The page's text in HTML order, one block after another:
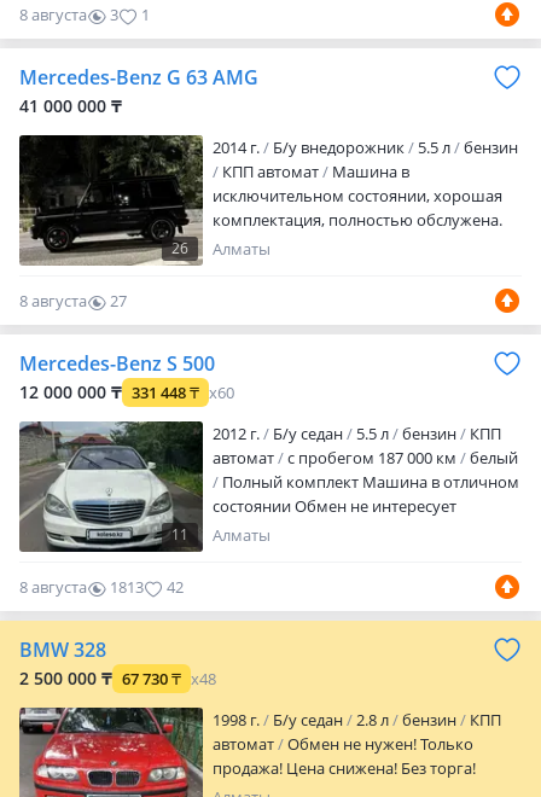
8 августа 3 1
Mercedes-Benz G 63 AMG
41 000 000 ₸
26
2014 г. Б/у внедорожник 5.5 л
бензин
КПП автомат
Машина в
исключительном состоянии, хорошая
комплектация, полностью обслужена.
Вложений нет никаких, все работает
специализированном сервисе и
запчасти устанавливаются только в
оригинале, в том числе согласно
недавно, включая заме…
Алматы
8 августа
27
0
Mercedes-Benz S 500
12 000 000 ₸ 331 448₸ x60
11
2012 г. Б/у седан 5.5 л бензин
КПП
автомат
с пробегом 187 000 км
белый
Полный комплект Машина в отличном
состоянии Обмен не интересует
Алматы
8 августа 1813 42
BMW 328
2 500 000 ₸ 67 730₸ x48
1998 г. Б/у седан 2.8 л бензин
КПП
автомат
Обмен не нужен! Только
продажа! Цена снижена! Без торга!